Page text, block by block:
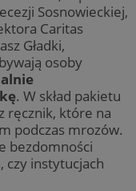
Sosnowieckiej,
Caritas
Gładki,
osoby
. W skład pakietu
ręcznik, które na
podczas mrozów.
bezdomności
czy instytucjach